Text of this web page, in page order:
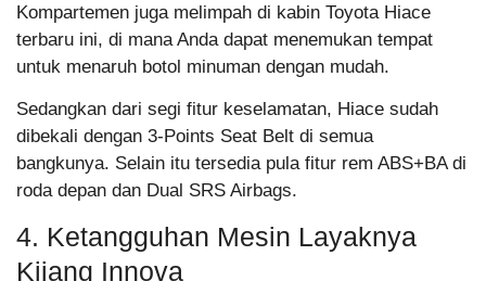
Kompartemen juga melimpah di kabin Toyota Hiace
terbaru ini, di mana Anda dapat menemukan tempat
untuk menaruh botol minuman dengan mudah.
Sedangkan dari segi fitur keselamatan, Hiace sudah
dibekali dengan 3-Points Seat Belt di semua
bangkunya. Selain itu tersedia pula fitur rem ABS+BA di
roda depan dan Dual SRS Airbags.
4. Ketangguhan Mesin Layaknya
Kijang Innova